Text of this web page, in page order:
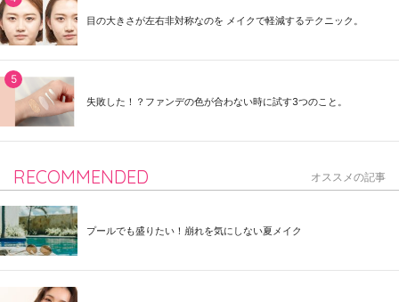
目の大きさが左右非対称なのを メイクで軽減するテクニック。
失敗した！？ファンデの色が合わない時に試す3つのこと。
RECOMMENDED オススメの記事
プールでも盛りたい！崩れを気にしない夏メイク